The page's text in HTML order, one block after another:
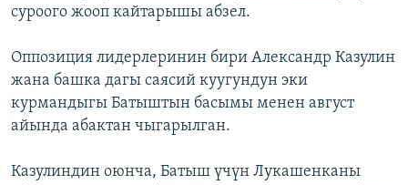
суроого жооп кайтарышы абзел.
Оппозиция лидерлеринин бири Александр Казулин
жана башка дагы саясий куугундун эки
курмандыгы Батыштын басымы менен август
айында абактан чыгарылган.
Казулиндин оюнча, Батыш үчүн Лукашенканы